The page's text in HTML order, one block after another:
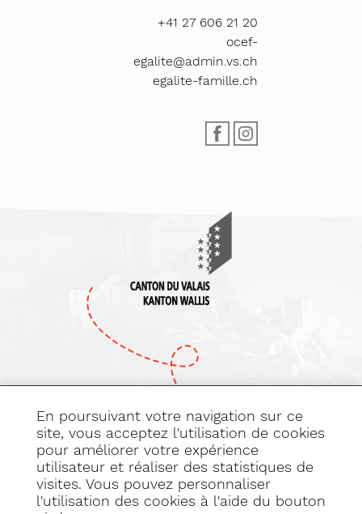
+41 27 606 21 20
ocef-
egalite@admin.vs.ch
egalite-famille.ch
Abonnez-vous
à notre newsletter
En poursuivant votre navigation sur ce
site, vous acceptez l'utilisation de cookies
pour améliorer votre expérience
utilisateur et réaliser des statistiques de
visites. Vous pouvez personnaliser
l'utilisation des cookies à l'aide du bouton